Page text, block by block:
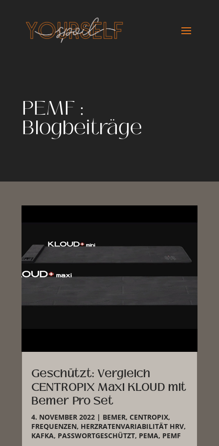
PEMF :
Blogbeiträge
Geschützt: Vergleich
CENTROPIX Maxi KLOUD mit
Bemer Pro Set
4. NOVEMBER 2022| BEMER, CENTROPIX,
FREQUENZEN, HERZRATENVARIABILITÄT HRV,
KAFKA, PASSWORTGESCHÜTZT, PEMA, PEMF